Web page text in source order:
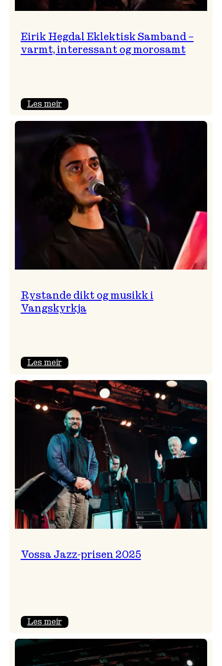
Eirik Hegdal Eklektisk Samband –
varmt, interessant og morosamt
Les meir:
Eklektisk
Samband
–
varmt,
interessant
morosamt
Rystande dikt og musikk i
Vangskyrkja
Les meir:
dikt
og
musikk
Vangskyrkja
Vossa Jazz-prisen 2025
Les meir:
prisen